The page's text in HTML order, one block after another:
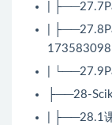
|
|
|
├──28-
| ├──28.1